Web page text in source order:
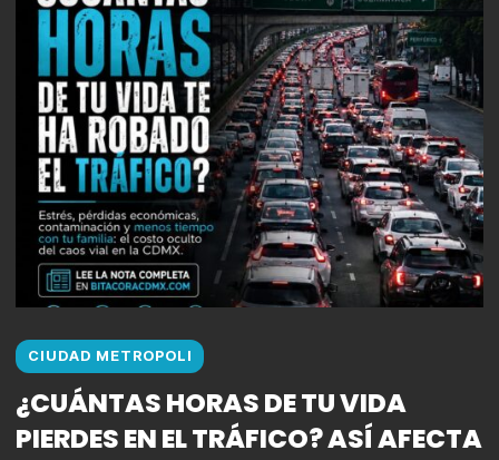
CIUDAD METROPOLI
¿CUÁNTAS HORAS DE TU VIDA
PIERDES EN EL TRÁFICO? ASÍ AFECTA